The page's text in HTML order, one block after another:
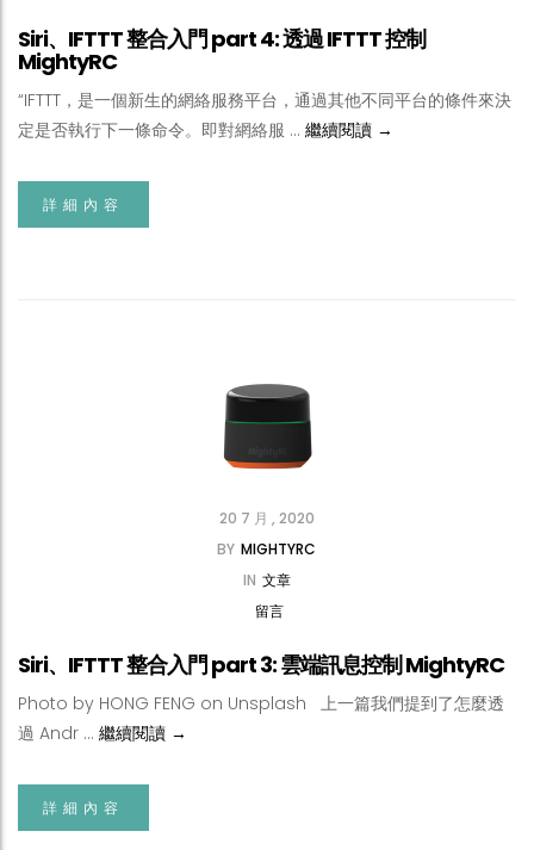
Siri、IFTTT 整合入門 part 4: 透過 IFTTT 控制
MightyRC
“IFTTT，是一個新生的網絡服務平台，通過其他不同平台的條件來決
定是否執行下一條命令。即對網絡服 … 繼續閱讀 Siri、IFTTT 整合入
→
詳細內容
20 7 月 , 2020
BY MIGHTYRC
IN 文章
留言
Siri、IFTTT 整合入門 part 3: 雲端訊息控制 MightyRC
Photo by HONG FENG on Unsplash 上一篇我們提到了怎麼透
過 Andr … 繼續閱讀 Siri、IFTTT 整合入門 part 3: 雲端訊息控制
→
詳細內容